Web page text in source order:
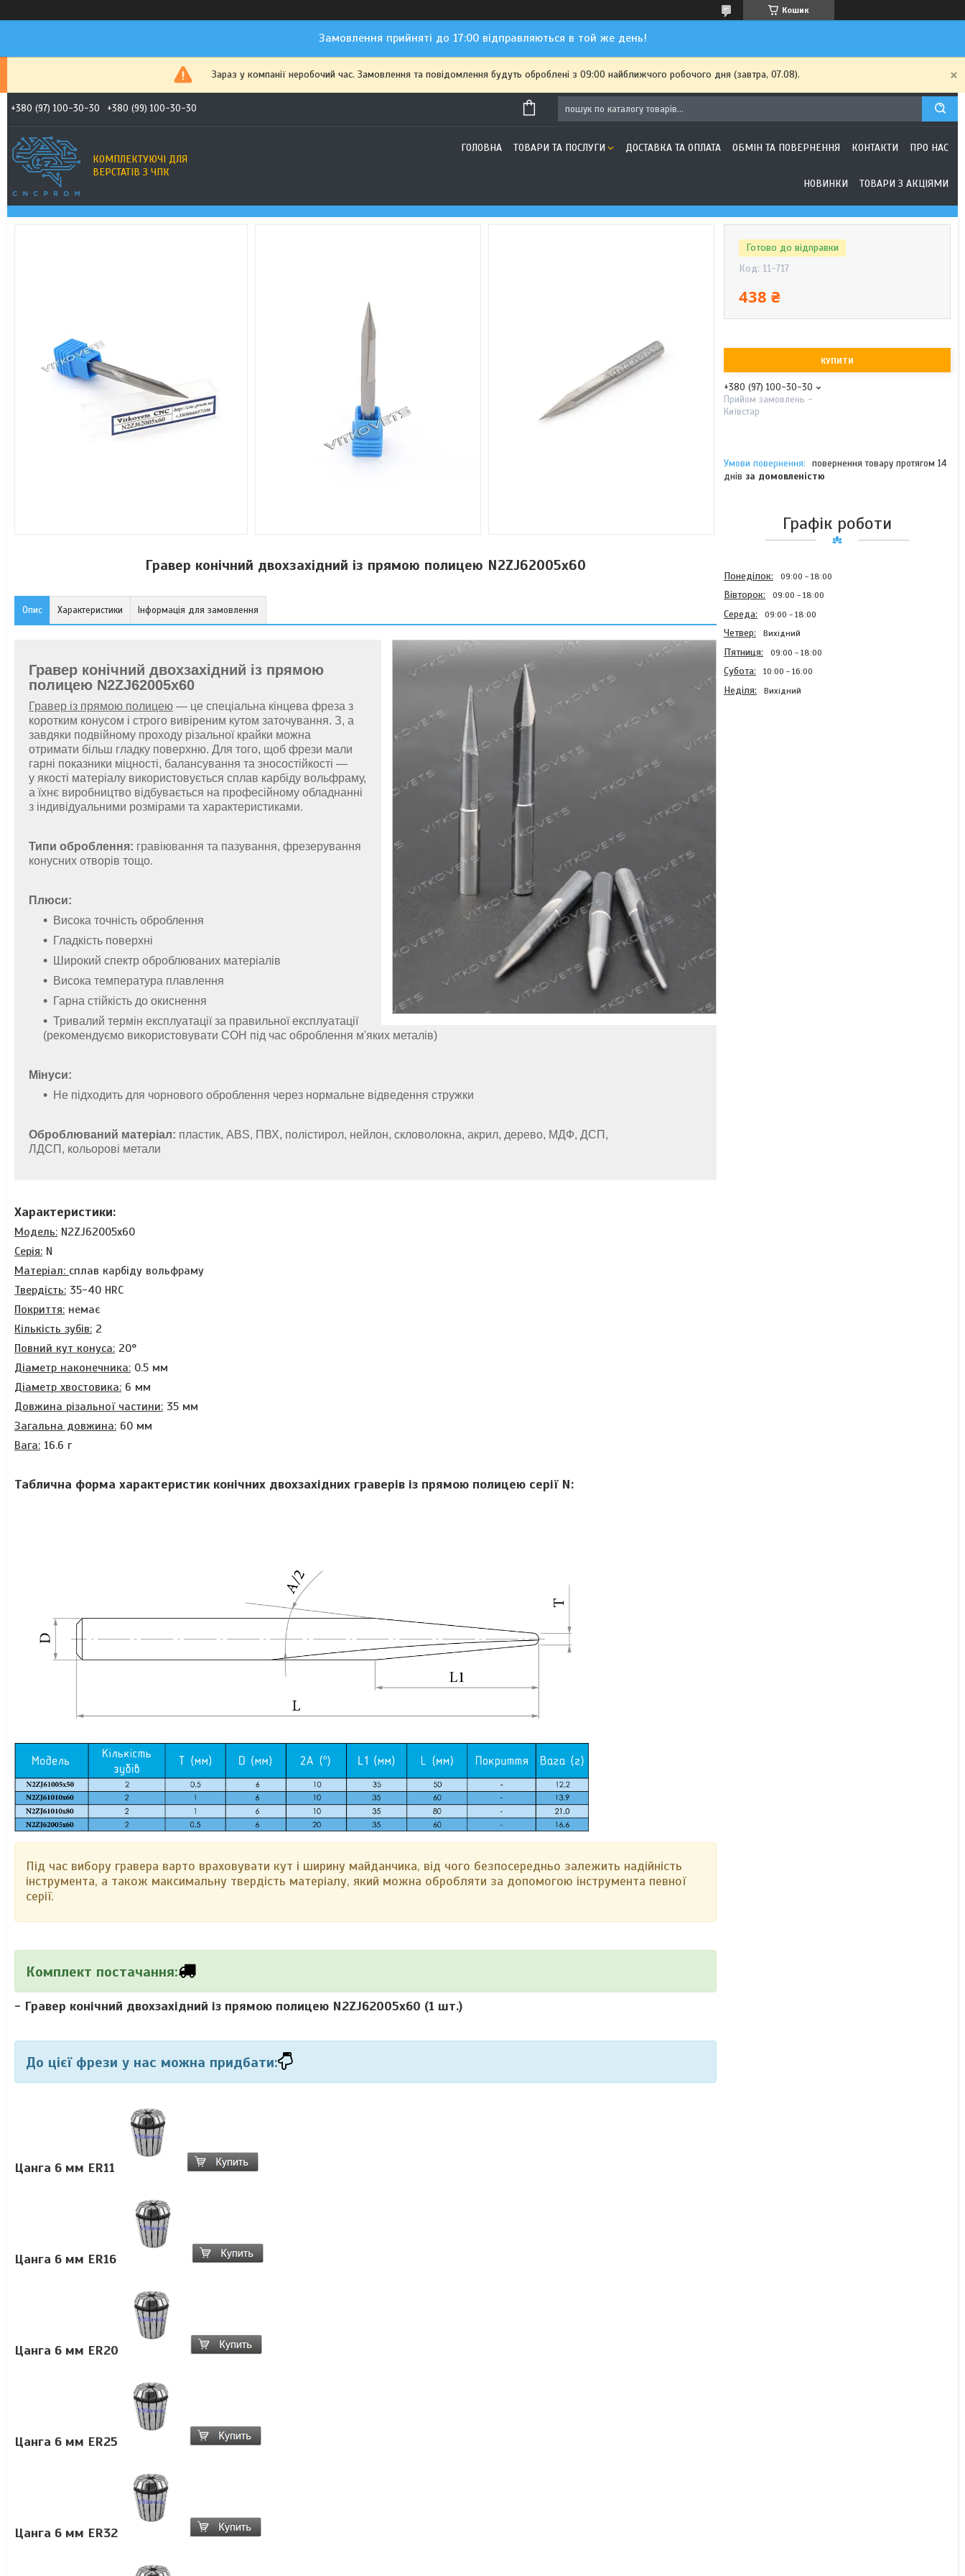
Кошик
Замовлення прийняті до 17:00 відправляються в той же день!
Зараз у компанії неробочий час. Замовлення та повідомлення будуть оброблені з 09:00 найближчого робочого дня (завтра, 07.08).
+380 (97) 100-30-30 +380 (99) 100-30-30
КОМПЛЕКТУЮЧІ ДЛЯ
ВЕРСТАТІВ З ЧПК
ГОЛОВНА ТОВАРИ ТА ПОСЛУГИ ДОСТАВКА ТА ОПЛАТА ОБМІН ТА ПОВЕРНЕННЯ КОНТАКТИ ПРО НАС
НОВИНКИ ТОВАРИ З АКЦІЯМИ
Гравер конічний двохзахідний із прямою полицею N2ZJ62005x60
Опис Характеристики Інформація для замовлення
Гравер конічний двохзахідний із прямою
полицею N2ZJ62005x60
Гравер із прямою полицею — це спеціальна кінцева фреза з
коротким конусом і строго вивіреним кутом заточування. З, а
завдяки подвійному проходу різальної крайки можна
отримати більш гладку поверхню. Для того, щоб фрези мали
гарні показники міцності, балансування та зносостійкості —
у якості матеріалу використовується сплав карбіду вольфраму,
а їхнє виробництво відбувається на професійному обладнанні
з індивідуальними розмірами та характеристиками.
Типи оброблення: гравіювання та пазування, фрезерування
конусних отворів тощо.
Плюси:
Висока точність оброблення
Гладкість поверхні
Широкий спектр оброблюваних матеріалів
Висока температура плавлення
Гарна стійкість до окиснення
Тривалий термін експлуатації за правильної експлуатації
(рекомендуємо використовувати СОН під час оброблення м'яких металів)
Мінуси:
Не підходить для чорнового оброблення через нормальне відведення стружки
Оброблюваний матеріал: пластик, ABS, ПВХ, полістирол, нейлон, скловолокна, акрил, дерево, МДФ, ДСП,
ЛДСП, кольорові метали
Характеристики:
Модель: N2ZJ62005x60
Серія: N
Матеріал: сплав карбіду вольфраму
Твердість: 35-40 HRC
Покриття: немає
Кількість зубів: 2
Повний кут конуса: 20°
Діаметр наконечника: 0.5 мм
Діаметр хвостовика: 6 мм
Довжина різальної частини: 35 мм
Загальна довжина: 60 мм
Вага: 16.6 г
Таблична форма характеристик конічних двохзахідних граверів із прямою полицею серії N:
Під час вибору гравера варто враховувати кут і ширину майданчика, від чого безпосередньо залежить надійність
інструмента, а також максимальну твердість матеріалу, який можна обробляти за допомогою інструмента певної
серії.
Комплект постачання:
- Гравер конічний двохзахідний із прямою полицею N2ZJ62005x60 (1 шт.)
До цієї фрези у нас можна придбати:
Цанга 6 мм ER11
Цанга 6 мм ER16
Цанга 6 мм ER20
Цанга 6 мм ER25
Цанга 6 мм ER32
Готово до відправки
Код: 11-717
438 ₴
КУПИТИ
+380 (97) 100-30-30
Прийом замовлень -
Київстар
повернення товару протягом 14
днів за домовленістю
Графік роботи
Понеділок 09:00 18:00
Вівторок 09:00 18:00
Середа 09:00 18:00
Четвер Вихідний
Пʼятниця 09:00 18:00
Субота 10:00 16:00
Неділя Вихідний